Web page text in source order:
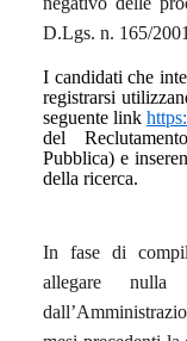
D.Lgs. n. 165/
I candidati che
registrarsi
seguente link
del
Pubblica) e
della ricerca.
In fase di
allegare nulla